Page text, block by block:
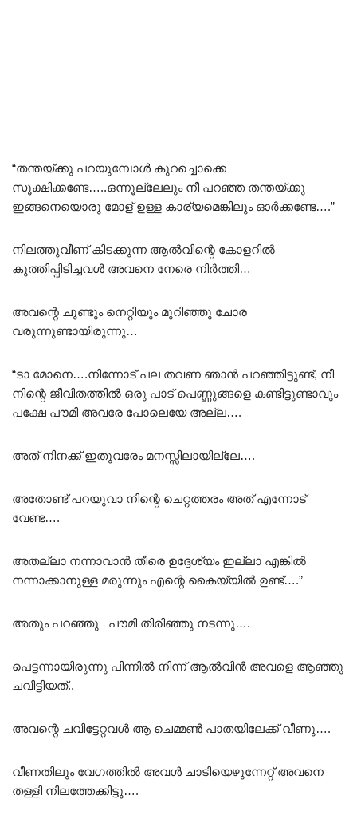
“തന്തയ്ക്കു പറയുമ്പോൾ കുറച്ചൊക്കെ
സൂക്ഷിക്കണ്ടേ…..ഒന്നൂല്ലേലും നീ പറഞ്ഞ തന്തയ്ക്കു
ഇങ്ങനെയൊരു മോള് ഉള്ള കാര്യമെങ്കിലും ഓർക്കണ്ടേ….”
നിലത്തുവീണ് കിടക്കുന്ന ആൽവിന്റെ കോളറിൽ
കുത്തിപ്പിടിച്ചവൾ അവനെ നേരെ നിർത്തി…
അവന്റെ ചുണ്ടും നെറ്റിയും മുറിഞ്ഞു ചോര
വരുന്നുണ്ടായിരുന്നു…
“ടാ മോനെ….നിന്നോട് പല തവണ ഞാൻ പറഞ്ഞിട്ടുണ്ട്, നീ
നിന്റെ ജീവിതത്തിൽ ഒരു പാട് പെണ്ണുങ്ങളെ കണ്ടിട്ടുണ്ടാവും
പക്ഷേ പൗമി അവരേ പോലെയേ അല്ല….
അത് നിനക്ക് ഇതുവരേം മനസ്സിലായില്ലേ….
അതോണ്ട് പറയുവാ നിന്റെ ചെറ്റത്തരം അത് എന്നോട്
വേണ്ട….
അതല്ലാ നന്നാവാൻ തീരെ ഉദ്ദേശ്യം ഇല്ലാ എങ്കിൽ
നന്നാക്കാനുള്ള മരുന്നും എന്റെ കൈയ്യിൽ ഉണ്ട്….”
അതും പറഞ്ഞു പൗമി തിരിഞ്ഞു നടന്നു….
പെട്ടന്നായിരുന്നു പിന്നിൽ നിന്ന് ആൽവിൻ അവളെ ആഞ്ഞു
ചവിട്ടിയത്..
അവന്റെ ചവിട്ടേറ്റവൾ ആ ചെമ്മൺ പാതയിലേക്ക് വീണു….
വീണതിലും വേഗത്തിൽ അവൾ ചാടിയെഴുന്നേറ്റ് അവനെ
തള്ളി നിലത്തേക്കിട്ടു….